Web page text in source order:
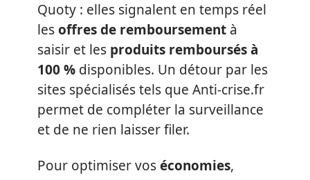
Quoty : elles signalent en temps réel
lesoffres de remboursement à
saisir et les produits remboursés à
100 % disponibles. Un détour par les
sites spécialisés tels que Anti-crise.fr
permet de compléter la surveillance
et de ne rien laisser filer.
Pour optimiser voséconomies,